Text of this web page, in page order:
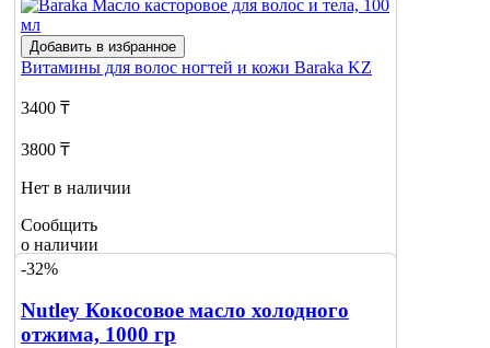
Добавить в избранное
Витамины для волос ногтей и кожи Baraka KZ
3400 ₸
3800 ₸
Нет в наличии
Сообщить
о наличии
-32%
Nutley Кокосовое масло холодного
отжима, 1000 гр